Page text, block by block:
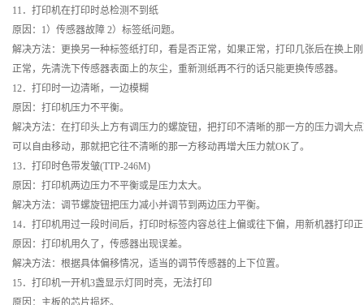
11．打印机在打印时总检测不到纸
原因：1）传感器故障 2）标签纸问题。
解决方法：更换另一种标签纸打印，看是否正常，如果正常，打印几张后在换上
正常，先清洗下传感器表面上的灰尘，重新测纸再不行的话只能更换传感器。
12．打印时一边清晰，一边模糊
原因：打印机压力不平衡。
解决方法：在打印头上方有调压力的螺旋钮，把打印不清晰的那一方的压力调大
可以自由移动，那就把它往不清晰的那一方移动再增大压力就OK了。
13．打印时色带发皱(TTP-246M)
原因：打印机两边压力不平衡或是压力太大。
解决方法：调节螺旋钮把压力减小并调节到两边压力平衡。
14．打印机用过一段时间后，打印时标签内容总往上偏或往下偏，用新机器打印
原因：打印机用久了，传感器出现误差。
解决方法：根据具体偏移情况，适当的调节传感器的上下位置。
15．打印机一开机3盏显示灯同时亮，无法打印
原因：主板的芯片损坏。